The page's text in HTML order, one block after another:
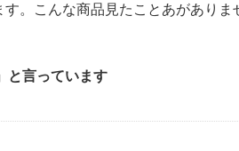
。こんな商品見たことあがあり
と言っています